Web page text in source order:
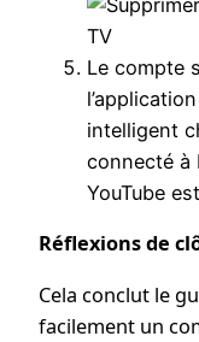
Le compte
intelligent
connecté à
YouTube
Réflexions de
Cela conclut le
facilement un